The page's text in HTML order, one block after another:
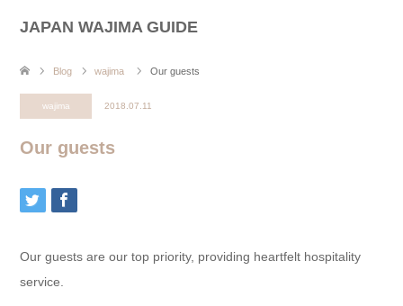
JAPAN WAJIMA GUIDE
Blog wajima Our guests
wajima 2018.07.11
Our guests
Our guests are our top priority, providing heartfelt hospitality
service.